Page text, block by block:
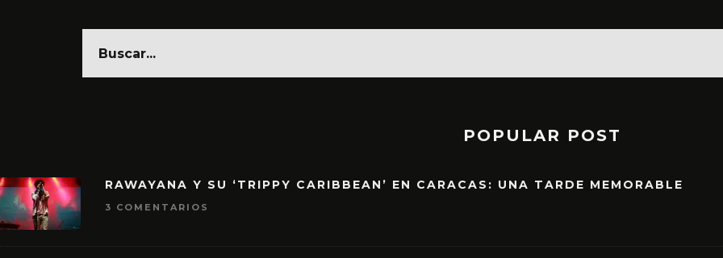
POPULAR POST
RAWAYANA Y SU ‘TRIPPY CARIBBEAN’ EN CARACAS: UNA TARDE MEMORABLE
3 COMENTARIOS